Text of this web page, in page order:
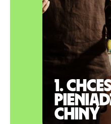
1.
Chiny